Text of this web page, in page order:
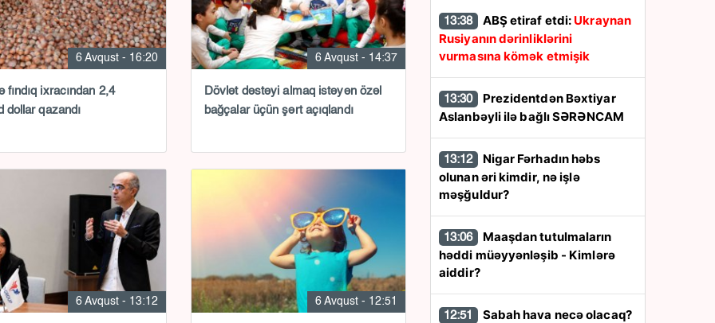
6 Avqust - 16:20
fındıq ixracından 2,4
dollar qazandı
6 Avqust - 14:37
Dövlət dəstəyi almaq istəyən özəl
bağçalar üçün şərt açıqlandı
6 Avqust - 13:12 6 Avqust - 12:51
13:38 ABŞ etiraf etdi: Ukraynan
Rusiyanın dərinliklərini
vurmasına kömək etmişik
13:30
Aslanbəyli ilə bağlı SƏRƏNCAM
13:12
olunan əri kimdir, nə işlə
məşğuldur?
13:06
həddi müəyyənləşib - Kimlərə
aiddir?
12:51 Sabah hava necə olacaq?